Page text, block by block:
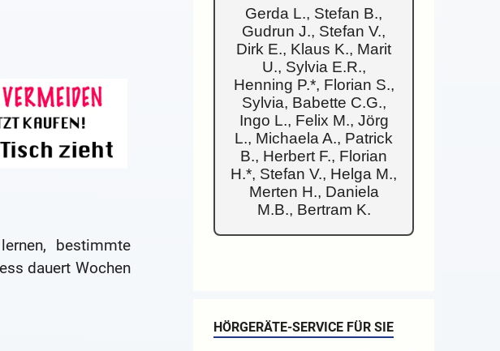
bestimmte
dauert Wochen
Gerda L., Stefan B.,
Gudrun J., Stefan V.,
Dirk E., Klaus K., Marit
U., Sylvia E.R.,
Henning P.*, Florian S.,
Sylvia, Babette C.G.,
Ingo L., Felix M., Jörg
L., Michaela A., Patrick
B., Herbert F., Florian
H.*, Stefan V., Helga M.,
Merten H., Daniela
M.B., Bertram K.
HÖRGERÄTE-SERVICE FÜR SIE